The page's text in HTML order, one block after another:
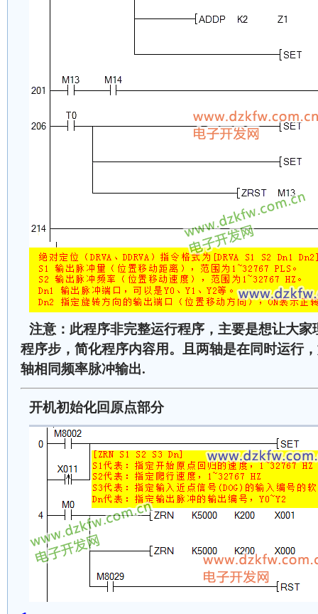
注意：此程序非完整运行程序，主要是想让大
程序步，简化程序内容用。且两轴是在同时运行
轴相同频率脉冲输出.
开机初始化回原点部分